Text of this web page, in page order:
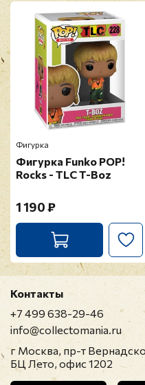
Фигурка
Фигурка Funko POP!
Rocks - TLC T-Boz
1 190 ₽
Контакты
+7 499 638-29-46
info@collectomania.ru
г Москва, пр-т
БЦ Лето, офис 1202